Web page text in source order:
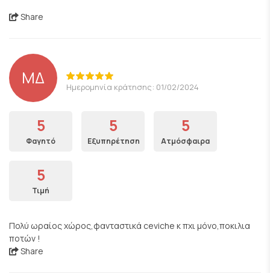
Share
ΜΔ Ημερομηνία κράτησης: 01/02/2024
5
Φαγητό
5
Εξυπηρέτηση
5
Ατμόσφαιρα
5
Τιμή
Πολύ ωραίος χώρος,φανταστικά ceviche κ πχι μόνο,ποκιλια
ποτών !
Share